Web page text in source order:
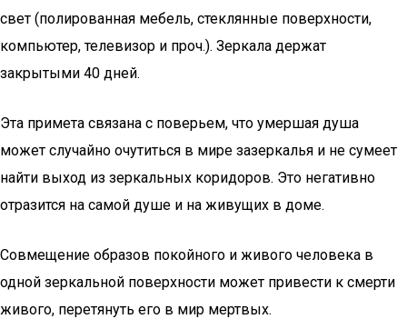
свет (полированная мебель, стеклянные поверхности,
компьютер, телевизор и проч.). Зеркала держат
закрытыми 40 дней.
Эта примета связана с поверьем, что умершая душа
может случайно очутиться в мире зазеркалья и не сумеет
найти выход из зеркальных коридоров. Это негативно
отразится на самой душе и на живущих в доме.
Совмещение образов покойного и живого человека в
одной зеркальной поверхности может привести к смерти
живого, перетянуть его в мир мертвых.